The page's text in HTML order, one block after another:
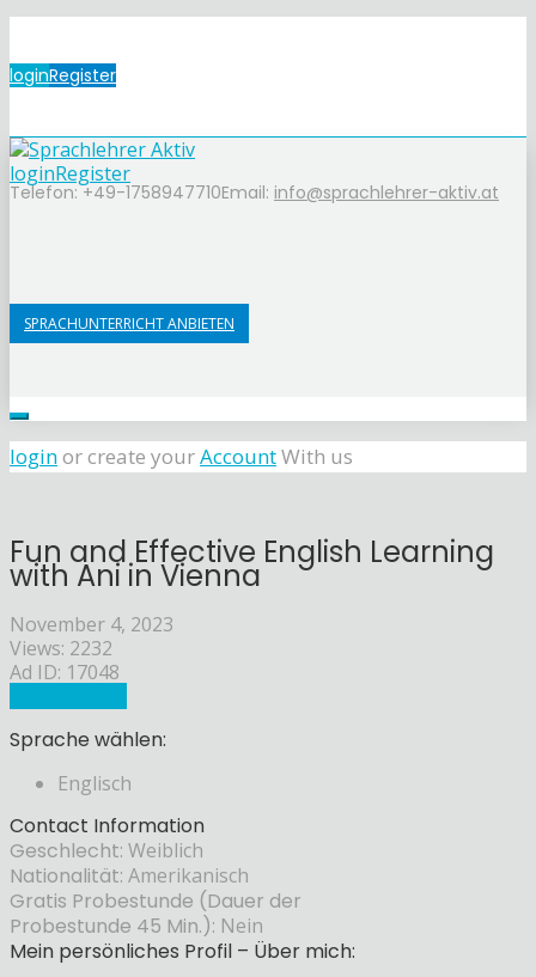
loginRegister
Telefon: +49-1758947710Email: info@sprachlehrer-aktiv.at
loginRegister
SPRACHUNTERRICHT ANBIETEN
loginor create yourAccountWith us
Fun and Effective English Learning
with Ani in Vienna
November 4, 2023
Views: 2232
Ad ID: 17048
Sprache wählen:
Englisch
Contact Information
Geschlecht: Weiblich
Nationalität: Amerikanisch
Gratis Probestunde (Dauer der
Probestunde 45 Min.): Nein
Mein persönliches Profil – Über mich: